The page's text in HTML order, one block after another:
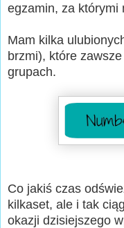
egzamin, za którymi
Mam kilka
brzmi), które
grupach.
Co jakiś czas
kilkaset, ale i tak
okazji dzisiejszego